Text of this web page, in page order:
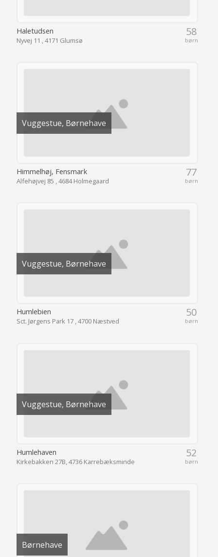
58
børn
Haletudsen
Nyvej 11 , 4171 Glumsø
Vuggestue, Børnehave
77
børn
Himmelhøj, Fensmark
Alfehøjvej 85 , 4684 Holmegaard
Vuggestue, Børnehave
50
børn
Humlebien
Sct. Jørgens Park 17 , 4700 Næstved
Vuggestue, Børnehave
52
børn
Humlehaven
Kirkebakken 27B, 4736 Karrebæksminde
Børnehave